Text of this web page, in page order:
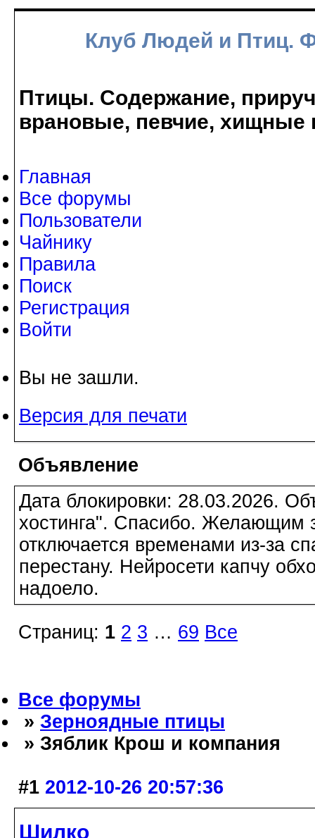
Клуб Людей и Птиц.
Птицы. Содержание,
врановые, певчие, хищные
Главная
Все форумы
Пользователи
Чайнику
Правила
Поиск
Регистрация
Войти
Вы не зашли.
Версия для печати
Объявление
Дата блокировки: 28.03.2026.
хостинга". Спасибо. Желающим
отключается временами из-за
перестану. Нейросети капчу
надоело.
Страниц: 1 2 3 … 69 Все
Все форумы
» Зерноядные птицы
» Зяблик Крош и компания
#1 2012-10-26 20:57:36
Шилко